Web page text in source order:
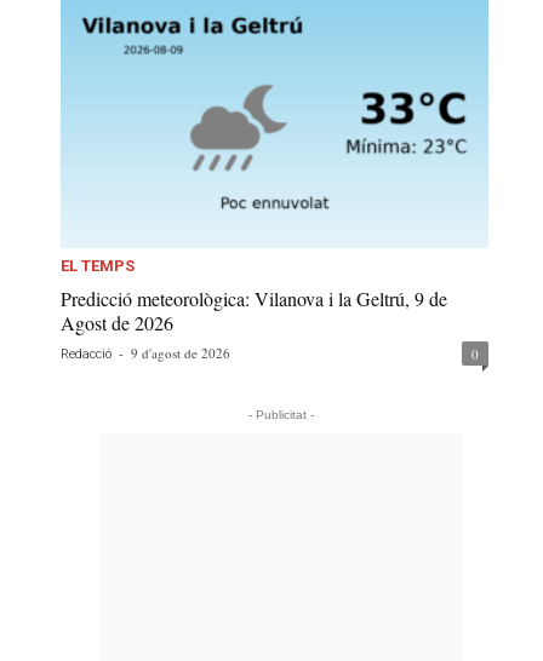
EL TEMPS
Predicció meteorològica: Vilanova i la Geltrú, 9 de
Agost de 2026
Redacció - 9 d'agost de 2026 0
- Publicitat -